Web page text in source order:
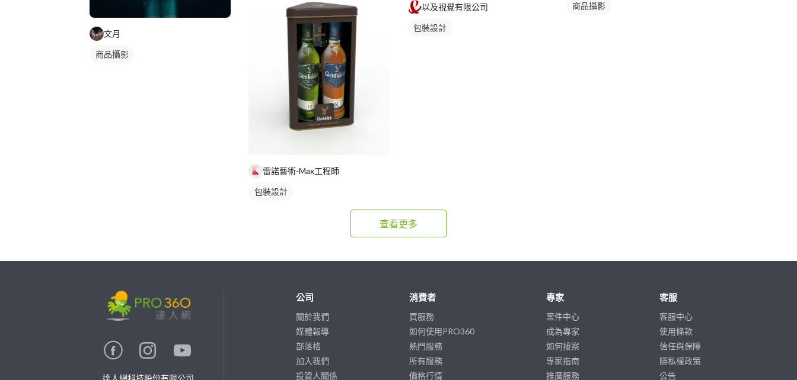
文月
商品攝影
雷諾藝術-Max工程師
包裝設計
以及視覺有限公司
包裝設計
商品攝影
查看更多
公司
關於我們
媒體報導
部落格
加入我們
投資人關係
消費者
買服務
如何使用PRO360
熱門服務
所有服務
價格行情
專家
案件中心
成為專家
如何接案
專家指南
推廣服務
客服
客服中心
使用條款
信任與保障
隱私權政策
公告